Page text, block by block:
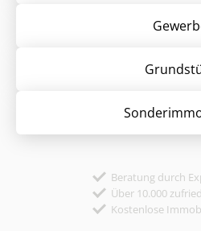
Beratung durch
Über 10.000
Kostenlose